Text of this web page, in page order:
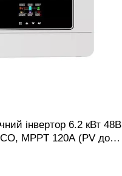
інвертор 6.2 кВт 48В
MPPT 120A (PV до